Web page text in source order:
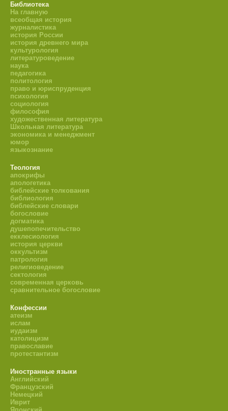
Библиотека
На главную
всеобщая история
журналистика
история России
история древнего мира
культурология
литературоведение
наука
педагогика
политология
право и юриспруденция
психология
социология
философия
художественная литература
Школьная литература
экономика и менеджмент
юмор
языкознание
Теология
апокрифы
апологетика
библейские толкования
библиология
библейские словари
богословие
догматика
душепопечительство
екклесиология
история церкви
оккультизм
патрология
религиоведение
сектология
современная церковь
сравнительное богословие
Конфессии
атеизм
ислам
иудаизм
католицизм
православие
протестантизм
Иностранные языки
Английский
Французский
Немецкий
Иврит